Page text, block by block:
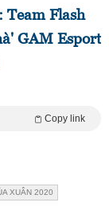
Team Flash
GAM
Copy link
XUÂN 2020